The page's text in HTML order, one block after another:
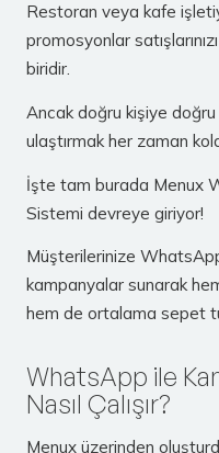
Restoran veya kafe
promosyonlar
biridir.
Ancak doğru kişiye
ulaştırmak her zaman
İşte tam burada Menux
Sistemi devreye giriyor!
Müşterilerinize
kampanyalar sunarak
hem de ortalama sepet
WhatsApp ile
Nasıl Çalışır?
Menux üzerinden